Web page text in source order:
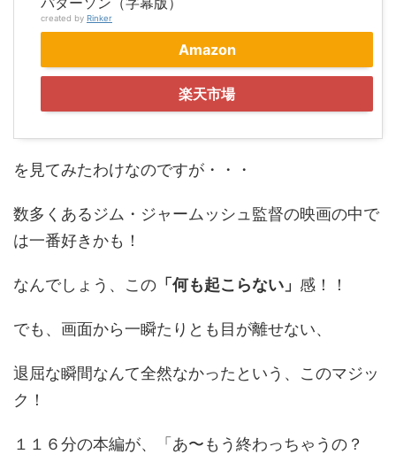
created by Rinker
Amazon
楽天市場
を見てみたわけなのですが・・・
数多くあるジム・ジャームッシュ監督の映画の中で
は一番好きかも！
なんでしょう、この 「何も起こらない」 感！！
でも、画面から一瞬たりとも目が離せない、
退屈な瞬間なんて全然なかったという、このマジッ
ク！
１１６分の本編が、「あ〜もう終わっちゃうの？